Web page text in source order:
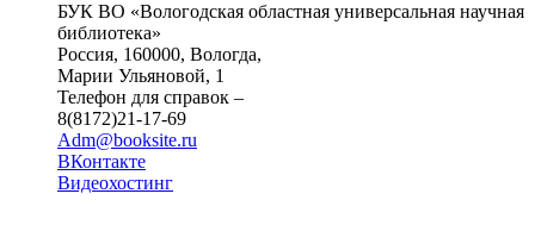
БУК ВО «Вологодская областная универсальная научная
библиотека»
Россия, 160000, Вологда,
Марии Ульяновой, 1
Телефон для справок –
8(8172)21-17-69
Adm@booksite.ru
ВКонтакте
Видеохостинг